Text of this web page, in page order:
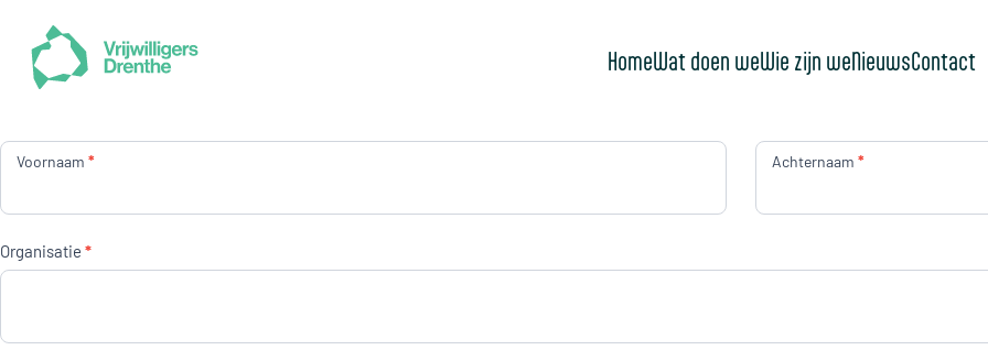
HomeWat doen weWie zijn weNieuwsContact
workshops
Voornaam * Achternaam*
Organisatie *